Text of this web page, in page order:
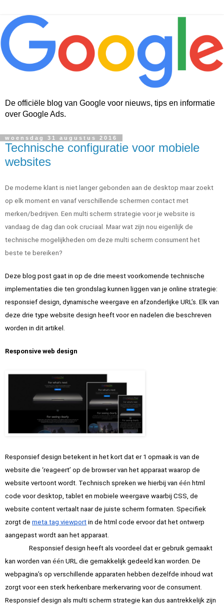
De officiële blog van Google voor nieuws, tips en informatie
over Google Ads.
woensdag 31 augustus 2016
Technische configuratie voor mobiele
websites
De moderne klant is niet langer gebonden aan de desktop maar zoekt
op elk moment en vanaf verschillende schermen contact met
merken/bedrijven. Een multi scherm strategie voor je website is
vandaag de dag dan ook cruciaal. Maar wat zijn nou eigenlijk de
technische mogelijkheden om deze multi scherm consument het
beste te bereiken?
Deze blog post gaat in op de drie meest voorkomende technische
implementaties die ten grondslag kunnen liggen van je online strategie:
responsief design, dynamische weergave en afzonderlijke URL’s. Elk van
deze drie type website design heeft voor en nadelen die beschreven
worden in dit artikel.
Responsive web design
Responsief design betekent in het kort dat er 1 opmaak is van de
website die ‘reageert’ op de browser van het apparaat waarop de
website vertoont wordt. Technisch spreken we hierbij van één html
code voor desktop, tablet en mobiele weergave waarbij CSS, de
website content vertaalt naar de juiste scherm formaten. Specifiek
zorgt de meta tag viewport in de html code ervoor dat het ontwerp
aangepast wordt aan het apparaat.
Responsief design heeft als voordeel dat er gebruik gemaakt
kan worden van één URL die gemakkelijk gedeeld kan worden. De
webpagina’s op verschillende apparaten hebben dezelfde inhoud wat
zorgt voor een sterk herkenbare merkervaring voor de consument.
Responsief design als multi scherm strategie kan dus aantrekkelijk zijn